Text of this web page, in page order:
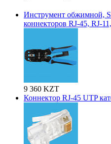
Инструмент обжимной,
коннекторов RJ-45, RJ-
9 360 KZT
Коннектор RJ-45 UTP